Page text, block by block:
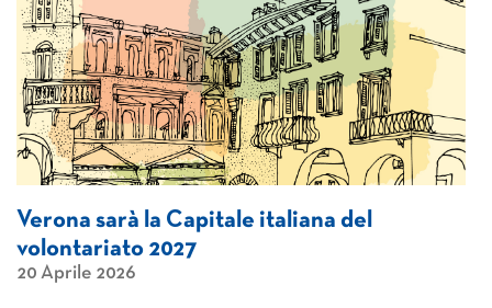
Verona sarà la Capitale italiana del
volontariato 2027
20 Aprile 2026